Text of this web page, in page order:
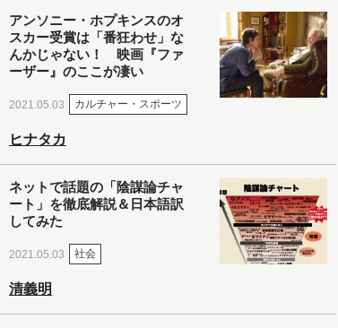
アンソニー・ホプキンスのオ
スカー受賞は「番狂わせ」な
んかじゃない！ 映画『ファ
ーザー』のここが凄い
2021.05.03 カルチャー・スポーツ
ヒナタカ
ネットで話題の「陰謀論チャ
ート」を徹底解説＆日本語訳
してみた
2021.05.03 社会
清義明